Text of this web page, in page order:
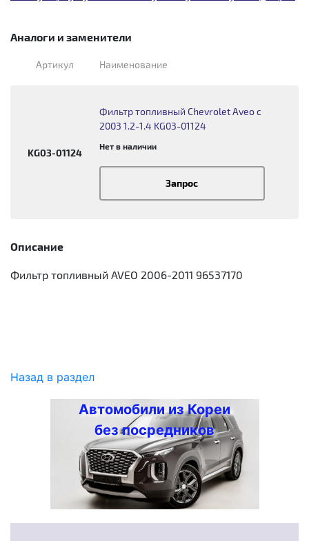
Аналоги и заменители
Артикул Наименование
KG03-01124
Фильтр топливный Chevrolet Aveo с
2003 1.2-1.4 KG03-01124
Нет в наличии
Запрос
Описание
Фильтр топливный AVEO 2006-2011 96537170
Назад в раздел
Автомобили из Кореи
без посредников